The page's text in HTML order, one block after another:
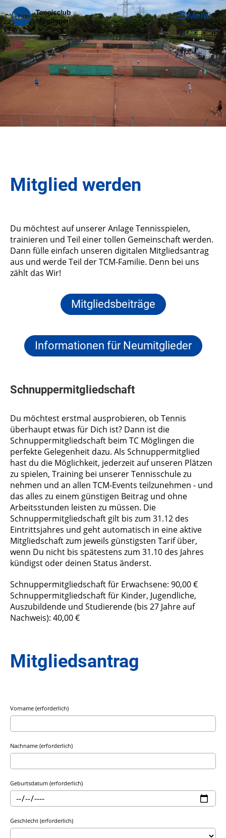
Menü
Mitglied werden
Du möchtest auf unserer Anlage Tennisspielen,
trainieren und Teil einer tollen Gemeinschaft werden.
Dann fülle einfach unseren digitalen Mitgliedsantrag
aus und werde Teil der TCM-Familie. Denn bei uns
zählt das Wir!
Mitgliedsbeiträge
Informationen für Neumitglieder
Schnuppermitgliedschaft
Du möchtest erstmal ausprobieren, ob Tennis
überhaupt etwas für Dich ist? Dann ist die
Schnuppermitgliedschaft beim TC Möglingen die
perfekte Gelegenheit dazu. Als Schnuppermitglied
hast du die Möglichkeit, jederzeit auf unseren Plätzen
zu spielen, Training bei unserer Tennisschule zu
nehmen und an allen TCM-Events teilzunehmen - und
das alles zu einem günstigen Beitrag und ohne
Arbeitsstunden leisten zu müssen. Die
Schnuppermitgliedschaft gilt bis zum 31.12 des
Eintrittsjahres und geht automatisch in eine aktive
Mitgliedschaft zum jeweils günstigsten Tarif über,
wenn Du nicht bis spätestens zum 31.10 des Jahres
kündigst oder deinen Status änderst.
Schnuppermitgliedschaft für Erwachsene: 90,00 €
Schnuppermitgliedschaft für Kinder, Jugendliche,
Auszubildende und Studierende (bis 27 Jahre auf
Nachweis): 40,00 €
Mitgliedsantrag
Vorname (erforderlich)
Nachname (erforderlich)
Geburtsdatum (erforderlich)
Geschlecht (erforderlich)